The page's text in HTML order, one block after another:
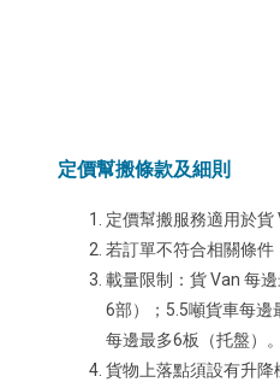
定價幫搬條款及細則
定價幫搬服務適用於貨
若訂單不符合相關條件
載量限制：貨 Van 每
6部）；5.5噸貨車每
每邊最多6板（托盤）。
貨物上落點須設有升